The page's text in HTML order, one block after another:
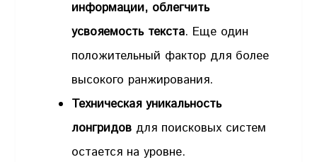
информации, облегчить
усвояемость текста. Еще один
положительный фактор для более
высокого ранжирования.
Техническая уникальность
лонгридов для поисковых систем
остается на уровне.